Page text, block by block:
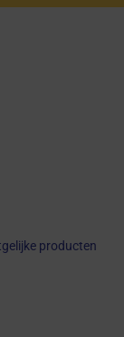
producten